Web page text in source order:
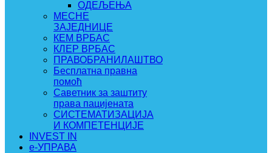
ОДЕЉЕЊА
МЕСНЕ
ЗАЈЕДНИЦЕ
КЕМ ВРБАС
КЛЕР ВРБАС
ПРАВОБРАНИЛАШТВО
Бесплатна правна
помоћ
Саветник за заштиту
права пацијената
СИСТЕМАТИЗАЦИЈА
И КОМПЕТЕНЦИЈЕ
INVEST IN
e-УПРАВА